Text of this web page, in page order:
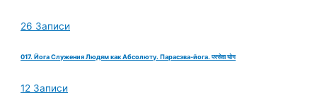
26 Записи
017. Йога Служения Людям как Абсолюту. Парасэва-йога. परसेवा योग
12 Записи